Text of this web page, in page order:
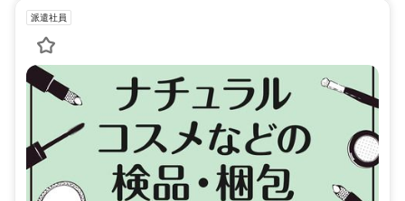
派遣社員